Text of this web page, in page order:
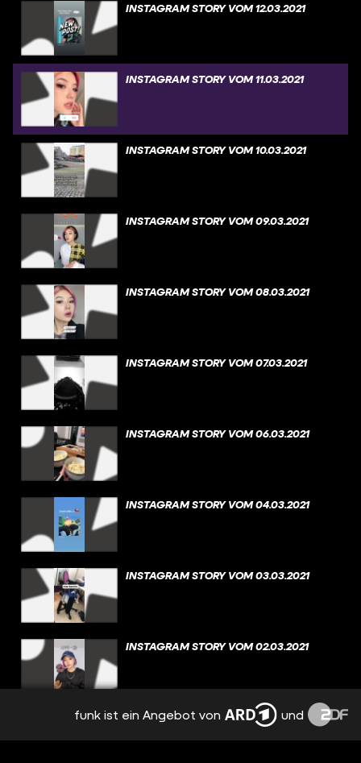
INSTAGRAM STORY VOM 12.03.2021
INSTAGRAM STORY VOM 11.03.2021
INSTAGRAM STORY VOM 10.03.2021
INSTAGRAM STORY VOM 09.03.2021
INSTAGRAM STORY VOM 08.03.2021
INSTAGRAM STORY VOM 07.03.2021
INSTAGRAM STORY VOM 06.03.2021
INSTAGRAM STORY VOM 04.03.2021
INSTAGRAM STORY VOM 03.03.2021
INSTAGRAM STORY VOM 02.03.2021
INSTAGRAM STORY VOM 01.03.2021
funk ist ein Angebot von und